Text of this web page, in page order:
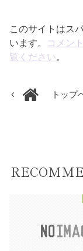
このサイトはス
います。
コメン
覧ください。
トップ